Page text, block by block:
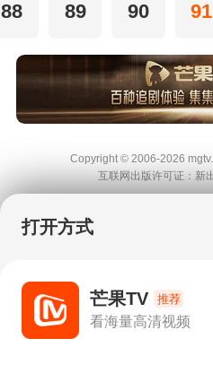
88 89 90 91
Copyright © 2006-2026
互联网出版许可证：新
6
打开方式
芒果TV 推荐
看海量高清视频